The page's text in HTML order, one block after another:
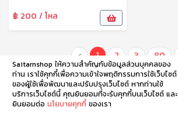
฿ 200 / โหล
‹ 1 2 3 80
Saitarnshop ให้ความสำคัญกับข้อมูลส่วนบุคคลของ
ท่าน เราใช้คุกกี้เพื่อความเข้าใจพฤติกรรมการใช้เว็บไซต์
ของผู้ใช้เพื่อพัฒนาและปรับปรุงเว็บไซต์ หากท่านใช้
บริการเว็บไซต์นี้ คุณยินยอมที่จะรับคุกกี้บนเว็บไซต์ และ
ยินยอมต่อ นโยบายคุกกี้ ของเรา